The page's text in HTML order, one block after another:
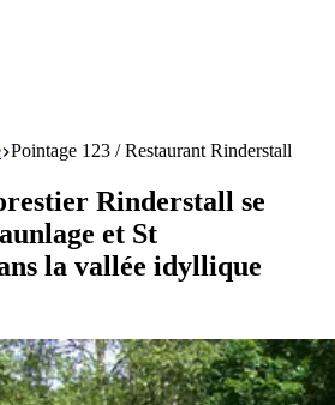
Pointage 123 / Restaurant Rinderstall
Rinderstall se
et St
la vallée idyllique